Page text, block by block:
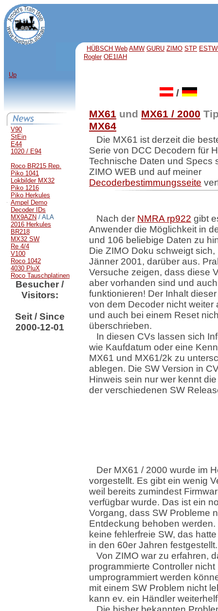
HÜBSCH Web AMW GURU ZIMO STP
Rogler OE1IAH
Up
V90
StEin
E44
1020 / E94
Roco BR215 Rep.
Piko 1041
Lokbilder MX32
Piko 1216
Piko Herkules
Ampel Demo
Decoder IDs
MX9AZN / ALA
2016 Herkules
BR218
MX32 SW
Re 4/4
V100
Roco 1042
4030 PluX
Roco Tauschplatinen
Besucher /
Visitors:
Seit / Since
2000-12-01
/
MX61 und MX61 / 2000
MX64
Die MX61 ist derzeit die
Serie von DCC Decodern für
Technische Daten und Specs
ZIMO WEB und auf meiner
Decoderbestimmungsseite
Nach der NMRA rp922 gibt
Anwender die Möglichkeit in
und 106 beliebige Daten zu
Die ZIMO Doku schweigt sich,
Jänner 2001, darüber aus.
Versuche zeigen, dass diese
aber vorhanden sind und auch
funktionieren! Der Inhalt
von dem Decoder nicht weiter
und auch bei einem Reset
überschrieben.
In diesen CVs lassen sich
wie Kaufdatum oder eine
MX61 und MX61/2k zu
ablegen. Die SW Version in
Hinweis sein nur wer kennt
der verschiedenen SW
Der MX61 / 2000 wurde im
vorgestellt. Es gibt ein wenig
weil bereits zumindest
verfügbar wurde. Das ist ein
Vorgang, dass SW Probleme
Entdeckung behoben werden.
keine fehlerfreie SW, das
in den 60er Jahren festgestellt.
Von ZIMO war zu erfahren,
programmierte Controller nicht
umprogrammiert werden
mit einem SW Problem nicht
kann ev. ein Händler